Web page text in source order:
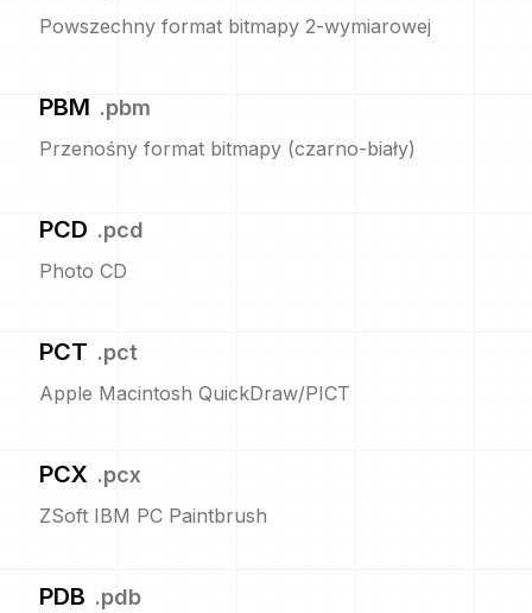
Powszechny format bitmapy 2-wymiarowej
PBM .pbm
Przenośny format bitmapy (czarno-biały)
PCD .pcd
Photo CD
PCT .pct
Apple Macintosh QuickDraw/PICT
PCX .pcx
ZSoft IBM PC Paintbrush
PDB .pdb